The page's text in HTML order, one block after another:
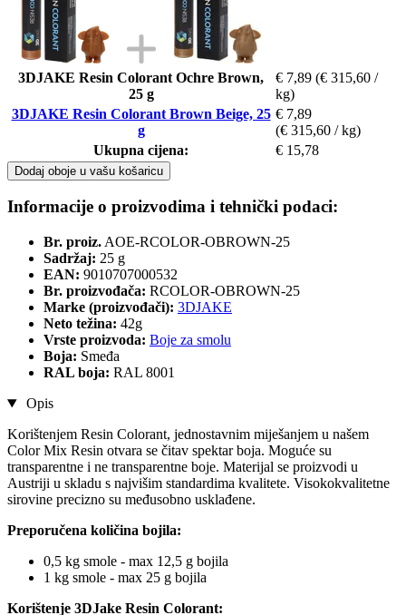
3DJAKE Resin Colorant Ochre Brown,
25 g
€ 7,89 (€ 315,60 /
kg)
3DJAKE Resin Colorant Brown Beige, 25
g
€ 7,89
(€ 315,60 / kg)
Ukupna cijena:
€ 15,78
Dodaj oboje u vašu košaricu
Informacije o proizvodima i tehnički podaci:
Br. proiz. AOE-RCOLOR-OBROWN-25
Sadržaj: 25 g
EAN: 9010707000532
Br. proizvođača: RCOLOR-OBROWN-25
Marke (proizvođači): 3DJAKE
Neto težina: 42g
Vrste proizvoda: Boje za smolu
Boja: Smeđa
RAL boja: RAL 8001
Opis
Korištenjem Resin Colorant, jednostavnim miješanjem u našem
Color Mix Resin otvara se čitav spektar boja. Moguće su
transparentne i ne transparentne boje. Materijal se proizvodi u
Austriji u skladu s najvišim standardima kvalitete. Visokokvalitetne
sirovine precizno su međusobno usklađene.
Preporučena količina bojila:
0,5 kg smole - max 12,5 g bojila
1 kg smole - max 25 g bojila
Korištenje 3DJake Resin Colorant: